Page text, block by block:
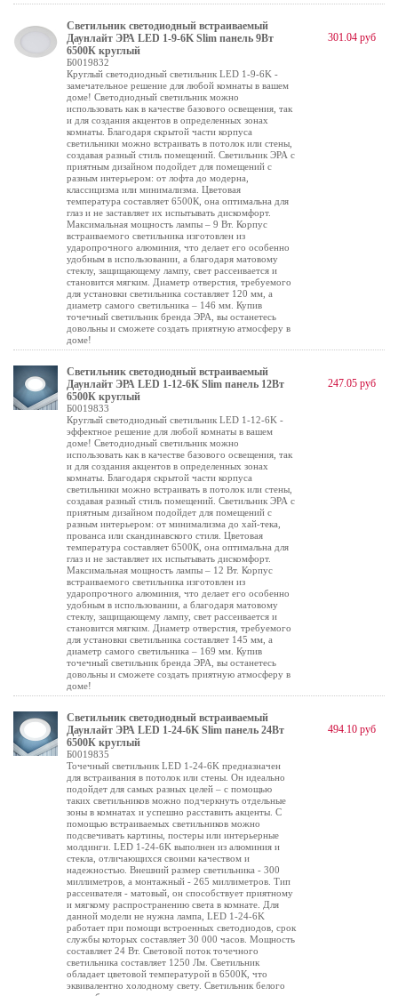
Светильник светодиодный встраиваемый
Даунлайт ЭРА LED 1-9-6K Slim панель 9Вт
6500К круглый
Б0019832
Круглый светодиодный светильник LED 1-9-6K -
замечательное решение для любой комнаты в вашем
доме! Светодиодный светильник можно
использовать как в качестве базового освещения, так
и для создания акцентов в определенных зонах
комнаты. Благодаря скрытой части корпуса
светильники можно встраивать в потолок или стены,
создавая разный стиль помещений. Светильник ЭРА с
приятным дизайном подойдет для помещений с
разным интерьером: от лофта до модерна,
классицизма или минимализма. Цветовая
температура составляет 6500К, она оптимальна для
глаз и не заставляет их испытывать дискомфорт.
Максимальная мощность лампы – 9 Вт. Корпус
встраиваемого светильника изготовлен из
ударопрочного алюминия, что делает его особенно
удобным в использовании, а благодаря матовому
стеклу, защищающему лампу, свет рассеивается и
становится мягким. Диаметр отверстия, требуемого
для установки светильника составляет 120 мм, а
диаметр самого светильника – 146 мм. Купив
точечный светильник бренда ЭРА, вы останетесь
довольны и сможете создать приятную атмосферу в
доме!
301.04 руб
Светильник светодиодный встраиваемый
Даунлайт ЭРА LED 1-12-6K Slim панель 12Вт
6500К круглый
Б0019833
Круглый светодиодный светильник LED 1-12-6K -
эффектное решение для любой комнаты в вашем
доме! Светодиодный светильник можно
использовать как в качестве базового освещения, так
и для создания акцентов в определенных зонах
комнаты. Благодаря скрытой части корпуса
светильники можно встраивать в потолок или стены,
создавая разный стиль помещений. Светильник ЭРА с
приятным дизайном подойдет для помещений с
разным интерьером: от минимализма до хай-тека,
прованса или скандинавского стиля. Цветовая
температура составляет 6500К, она оптимальна для
глаз и не заставляет их испытывать дискомфорт.
Максимальная мощность лампы – 12 Вт. Корпус
встраиваемого светильника изготовлен из
ударопрочного алюминия, что делает его особенно
удобным в использовании, а благодаря матовому
стеклу, защищающему лампу, свет рассеивается и
становится мягким. Диаметр отверстия, требуемого
для установки светильника составляет 145 мм, а
диаметр самого светильника – 169 мм. Купив
точечный светильник бренда ЭРА, вы останетесь
довольны и сможете создать приятную атмосферу в
доме!
247.05 руб
Светильник светодиодный встраиваемый
Даунлайт ЭРА LED 1-24-6K Slim панель 24Вт
6500К круглый
Б0019835
Точечный светильник LED 1-24-6K предназначен
для встраивания в потолок или стены. Он идеально
подойдет для самых разных целей – с помощью
таких светильников можно подчеркнуть отдельные
зоны в комнатах и успешно расставить акценты. С
помощью встраиваемых светильников можно
подсвечивать картины, постеры или интерьерные
молдинги. LED 1-24-6K выполнен из алюминия и
стекла, отличающихся своими качеством и
надежностью. Внешний размер светильника - 300
миллиметров, а монтажный - 265 миллиметров. Тип
рассеивателя - матовый, он способствует приятному
и мягкому распространению света в комнате. Для
данной модели не нужна лампа, LED 1-24-6K
работает при помощи встроенных светодиодов, срок
службы которых составляет 30 000 часов. Мощность
составляет 24 Вт. Световой поток точечного
светильника составляет 1250 Лм. Светильник
обладает цветовой температурой в 6500К, что
эквивалентно холодному свету. Светильник белого
494.10 руб